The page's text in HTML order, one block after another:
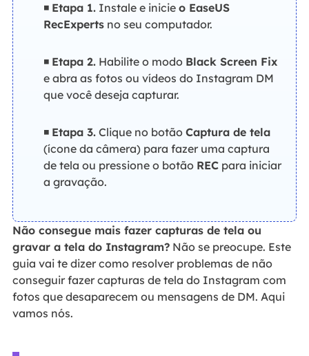
◾ Etapa 1.Instale e inicie o EaseUS
RecExpertsno seu computador.
◾ Etapa 2.Habilite o modo Black Screen Fix
e abra as fotos ou vídeos do Instagram DM
que você deseja capturar.
◾ Etapa 3.Clique no botão Captura de tela
(ícone da câmera) para fazer uma captura
de tela ou pressione o botão RECpara iniciar
a gravação.
Não consegue mais fazer capturas de tela ou
gravar a tela do Instagram?Não se preocupe. Este
guia vai te dizer como resolver problemas de não
conseguir fazer capturas de tela do Instagram com
fotos que desaparecem ou mensagens de DM. Aqui
vamos nós.